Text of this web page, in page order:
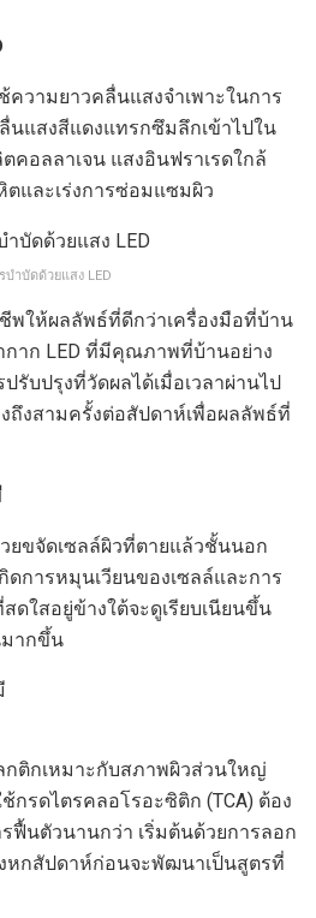
ความยาวคลื่นแสงจำเพาะในการ
นแสงสีแดงแทรกซึมลึกเข้าไปใน
คอลลาเจน แสงอินฟราเรดใกล้
ตและเร่งการซ่อมแซมผิว
บำบัดด้วยแสง LED
พให้ผลลัพธ์ที่ดีกว่าเครื่องมือที่บ้าน
กาก LED ที่มีคุณภาพที่บ้านอย่าง
รับปรุงที่วัดผลได้เมื่อเวลาผ่านไป
ถึงสามครั้งต่อสัปดาห์เพื่อผลลัพธ์ที่
ยขจัดเซลล์ผิวที่ตายแล้วชั้นนอก
ดการหมุนเวียนของเซลล์และการ
ดใสอยู่ข้างใต้จะดูเรียบเนียนขึ้น
ากขึ้น
ติกเหมาะกับสภาพผิวส่วนใหญ่
กรดไตรคลอโรอะซิติก (TCA) ต้อง
ฟื้นตัวนานกว่า เริ่มต้นด้วยการลอก
หกสัปดาห์ก่อนจะพัฒนาเป็นสูตรที่